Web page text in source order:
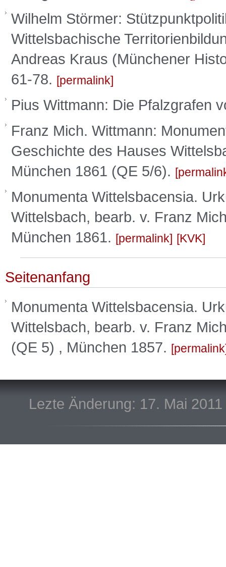
Wilhelm Störmer:
Wittelsbachische
Andreas Kraus (Münchener
61-78.
permalink
Pius Wittmann: Die Pfalzgrafen
Franz Mich. Wittmann:
Geschichte des Hauses
München 1861 (QE 5/6).
Monumenta Wittelsbacensia.
Wittelsbach, bearb. v. Franz
München 1861.
permalink KVK
Seitenanfang
Monumenta Wittelsbacensia.
Wittelsbach, bearb. v. Franz
(QE 5) , München 1857.
permalink
Lezte Änderung: 17. Mai